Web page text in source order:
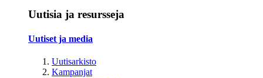
Uutisia ja resursseja
Uutiset ja media
Uutisarkisto
Kampanjat